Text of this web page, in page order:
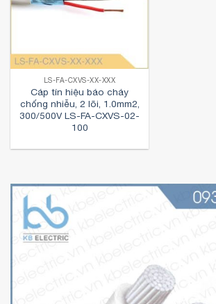
LS-FA-CXVS-XX-XXX
Cáp tín hiệu báo cháy
chống nhiễu, 2 lõi, 1.0mm2,
300/500V LS-FA-CXVS-02-
100